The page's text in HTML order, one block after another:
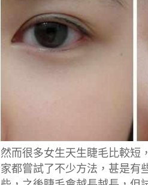
然而很多女生天生睫毛比較短
家都嘗試了不少方法，甚是有